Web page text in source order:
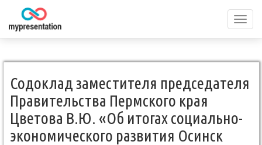
меню
Содоклад заместителя председателя
Правительства Пермского края
Цветова В.Ю. «Об итогах социально-
экономического развития Осинск